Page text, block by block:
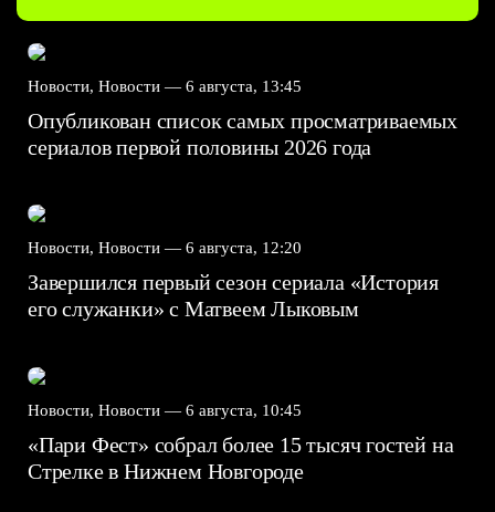
Новости, Новости — 6 августа, 13:45
Опубликован список самых просматриваемых
сериалов первой половины 2026 года
Новости, Новости — 6 августа, 12:20
Завершился первый сезон сериала «История
его служанки» с Матвеем Лыковым
Новости, Новости — 6 августа, 10:45
«Пари Фест» собрал более 15 тысяч гостей на
Стрелке в Нижнем Новгороде